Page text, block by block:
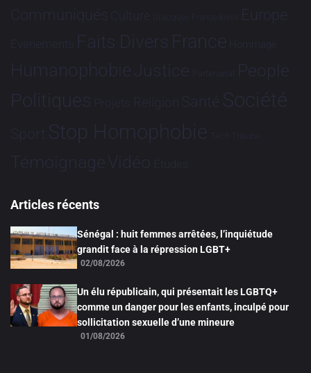
Communiqués Culture Dialogues France-Brésil Europe
Evénements Faits Divers France Hommage
HumanophobieJustice Partenariat People
Politiques Projets Religion Santé Société
Sport Stop Homophobie Tech Tribune
TémoignageVidéo Études
Articles récents
Sénégal : huit femmes arrêtées, l’inquiétude
grandit face à la répression LGBT+
02/08/2026
Un élu républicain, qui présentait les LGBTQ+
comme un danger pour les enfants, inculpé pour
sollicitation sexuelle d’une mineure
01/08/2026